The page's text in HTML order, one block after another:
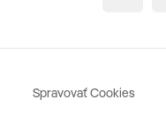
Spravovať Cookies